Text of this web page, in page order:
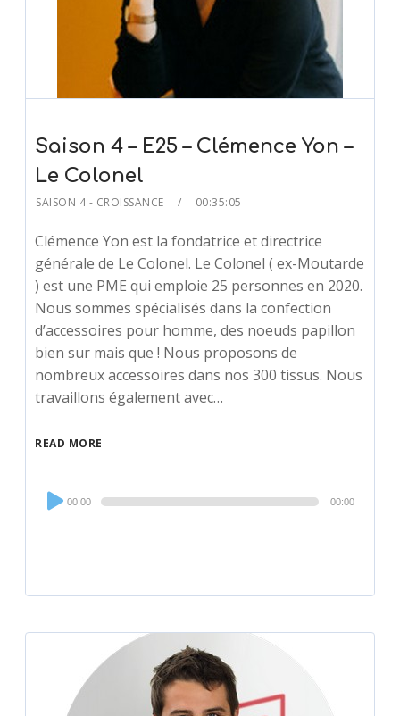
Saison 4 – E25 – Clémence Yon –
Le Colonel
SAISON 4 - CROISSANCE 00:35:05
Clémence Yon est la fondatrice et directrice
générale de Le Colonel. Le Colonel ( ex-Moutarde
) est une PME qui emploie 25 personnes en 2020.
Nous sommes spécialisés dans la confection
d’accessoires pour homme, des noeuds papillon
bien sur mais que ! Nous proposons de
nombreux accessoires dans nos 300 tissus. Nous
travaillons également avec…
READ MORE
Audio
Player
00:00 00:00